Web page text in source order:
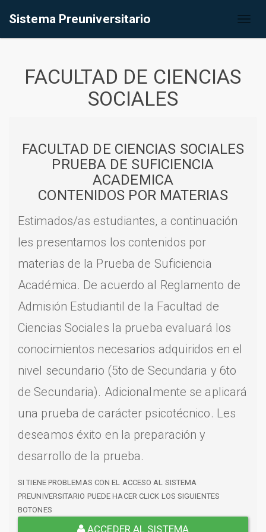
Sistema Preuniversitario
FACULTAD DE CIENCIAS
SOCIALES
FACULTAD DE CIENCIAS SOCIALES
PRUEBA DE SUFICIENCIA
ACADEMICA
CONTENIDOS POR MATERIAS
Estimados/as estudiantes, a continuación
les presentamos los contenidos por
materias de la Prueba de Suficiencia
Académica. De acuerdo al Reglamento de
Admisión Estudiantil de la Facultad de
Ciencias Sociales la prueba evaluará los
conocimientos necesarios adquiridos en el
nivel secundario (5to de Secundaria y 6to
de Secundaria). Adicionalmente se aplicará
una prueba de carácter psicotécnico. Les
deseamos éxito en la preparación y
desarrollo de la prueba.
SI TIENE PROBLEMAS CON EL ACCESO AL SISTEMA
PREUNIVERSITARIO PUEDE HACER CLICK LOS SIGUIENTES
BOTONES
ACCEDER AL SISTEMA